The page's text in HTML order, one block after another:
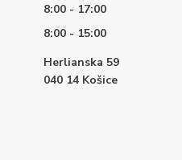
8:00 - 17:00
8:00 - 15:00
Herlianska 59
040 14 Košice